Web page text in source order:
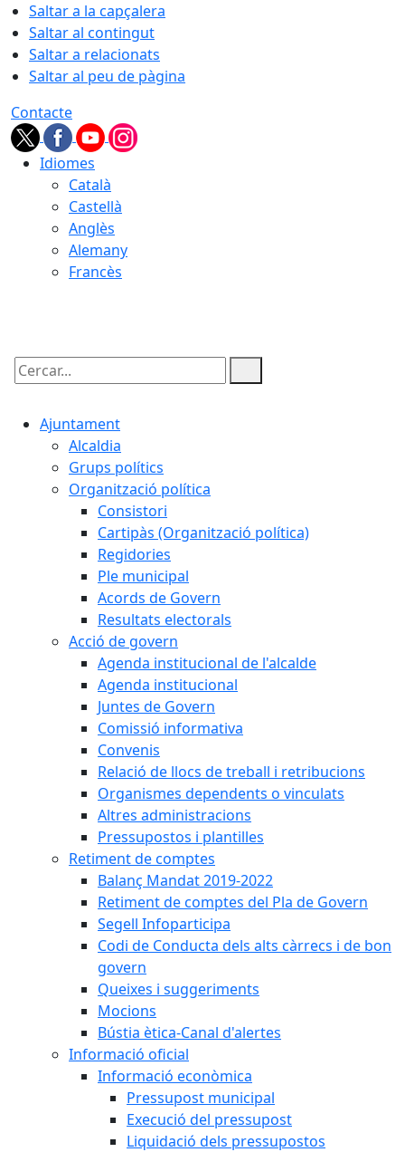
Saltar a la capçalera
Saltar al contingut
Saltar a relacionats
Saltar al peu de pàgina
Contacte
Idiomes
Català
Castellà
Anglès
Alemany
Francès
Cercar:
Ajuntament
Alcaldia
Grups polítics
Organització política
Consistori
Cartipàs (Organització política)
Regidories
Ple municipal
Acords de Govern
Resultats electorals
Acció de govern
Agenda institucional de l'alcalde
Agenda institucional
Juntes de Govern
Comissió informativa
Convenis
Relació de llocs de treball i retribucions
Organismes dependents o vinculats
Altres administracions
Pressupostos i plantilles
Retiment de comptes
Balanç Mandat 2019-2022
Retiment de comptes del Pla de Govern
Segell Infoparticipa
Codi de Conducta dels alts càrrecs i de bon
govern
Queixes i suggeriments
Mocions
Bústia ètica-Canal d'alertes
Informació oficial
Informació econòmica
Pressupost municipal
Execució del pressupost
Liquidació dels pressupostos